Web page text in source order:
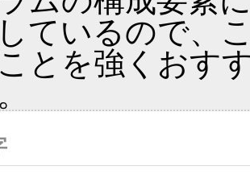
ているので、
とを強くおす